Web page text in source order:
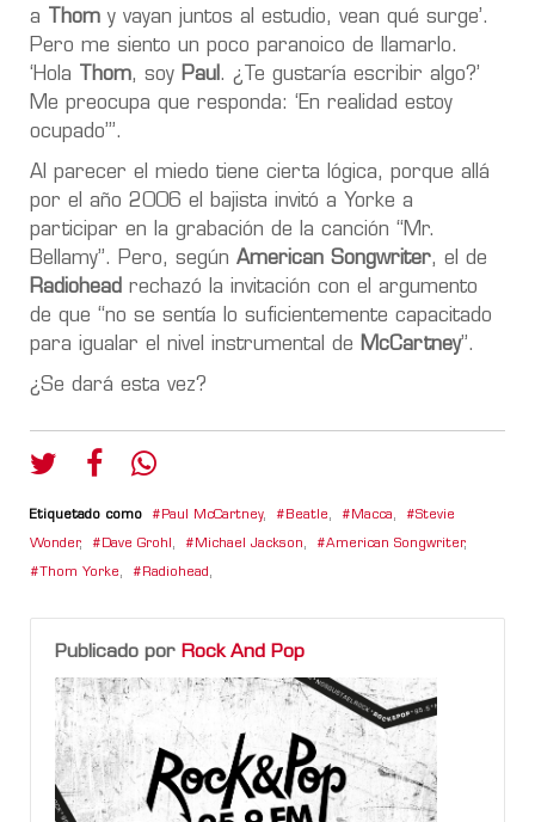
a
Thom y vayan juntos al estudio, vean qué surge’.
Pero me siento un poco paranoico de llamarlo.
‘Hola
Thom, soy Paul . ¿Te gustaría escribir algo?’
Me preocupa que responda: ‘En realidad estoy
ocupado’”.
Al parecer el miedo tiene cierta lógica, porque allá
por el año 2006 el bajista invitó a Yorke a
participar en la grabación de la canción “Mr.
Bellamy”. Pero, según American Songwriter, el de
Radiohead rechazó la invitación con el argumento
de que “no se sentía lo suficientemente capacitado
para igualar el nivel instrumental de
McCartney”.
¿Se dará esta vez?
Etiquetado como Paul McCartney, Beatle, Macca, Stevie
Wonder, Dave Grohl , Michael Jackson, American Songwriter,
Thom Yorke, Radiohead ,
Publicado por Rock And Pop